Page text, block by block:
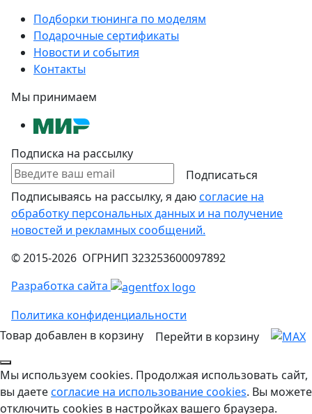
Подборки тюнинга по моделям
Подарочные сертификаты
Новости и события
Контакты
Мы принимаем
Подписка на рассылку
Подписаться
Подписываясь на рассылку, я даюсогласие на
обработку персональных данных и на получение
новостей и рекламных сообщений.
© 2015-2026 ОГРНИП 323253600097892
Разработка сайта
Политика конфиденциальности
Товар добавлен в корзину
Перейти в корзину
Мы используем cookies. Продолжая использовать сайт,
вы даетесогласие на использование cookies. Вы можете
отключить cookies в настройках вашего браузера.